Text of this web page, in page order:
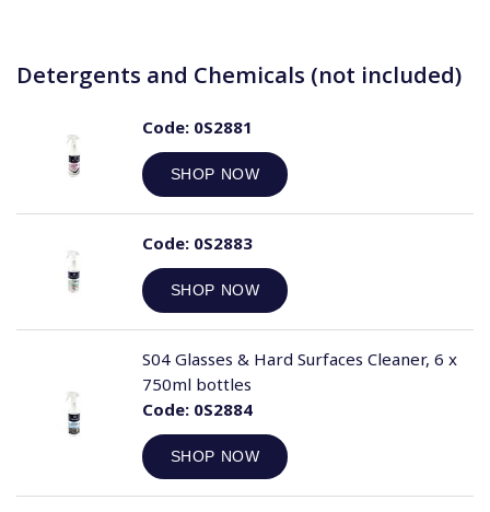
Detergents and Chemicals (not included)
Code:0S2881
SHOP NOW
Code:0S2883
SHOP NOW
Code:0S2884
SHOP NOW
S04 Glasses & Hard Surfaces Cleaner, 6 x
750ml bottles